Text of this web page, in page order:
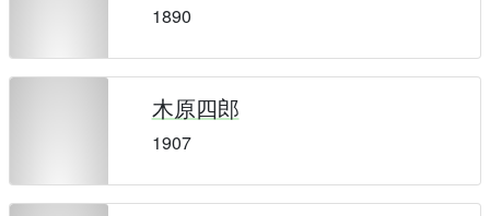
1890
木原四郎
1907